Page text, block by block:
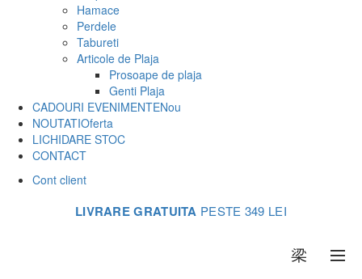
Hamace
Perdele
Tabureti
Articole de Plaja
Prosoape de plaja
Genti Plaja
CADOURI EVENIMENTENou
NOUTATIOferta
LICHIDARE STOC
CONTACT
Cont client
LIVRARE GRATUITA PESTE 349 LEI